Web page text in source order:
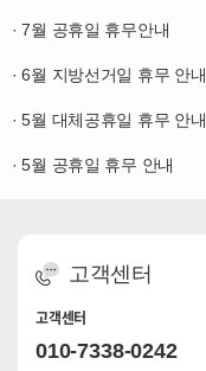
· 7월 공휴일 휴무안내
· 6월 지방선거일 휴무 안내
· 5월 대체공휴일 휴무 안내
· 5월 공휴일 휴무 안내
고객센터
고객센터
010-7338-0242